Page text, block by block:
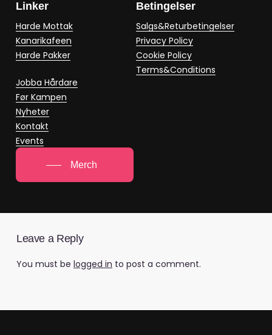
Linker
Harde Mottak
Kanarikafeen
Harde Pakker
Jobba Hårdare
Før Kampen
Nyheter
Kontakt
Events
Betingelser
Salgs&Returbetingelser
Privacy Policy
Cookie Policy
Terms&Conditions
Merch
Leave a Reply
You must be logged in to post a comment.